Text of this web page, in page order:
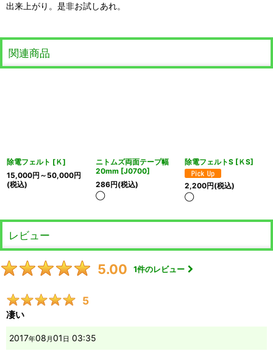
出来上がり。是非お試しあれ。
関連商品
除電フェルト [Ｋ]
15,000円 ～50,000円
(税込)
ニトムズ両面テープ幅
20mm [J0700]
286円(税込)
◯
除電フェルトS [ＫS]
2,200円(税込)
◯
レビュー
5.00 1件のレビュー
5
凄い
2017年08 月 01 日 03:35